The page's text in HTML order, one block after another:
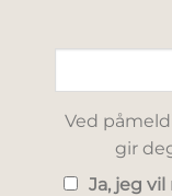
Ved
gir
Ja, jeg